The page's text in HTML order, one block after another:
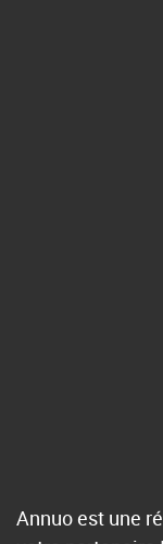
Annuo est une